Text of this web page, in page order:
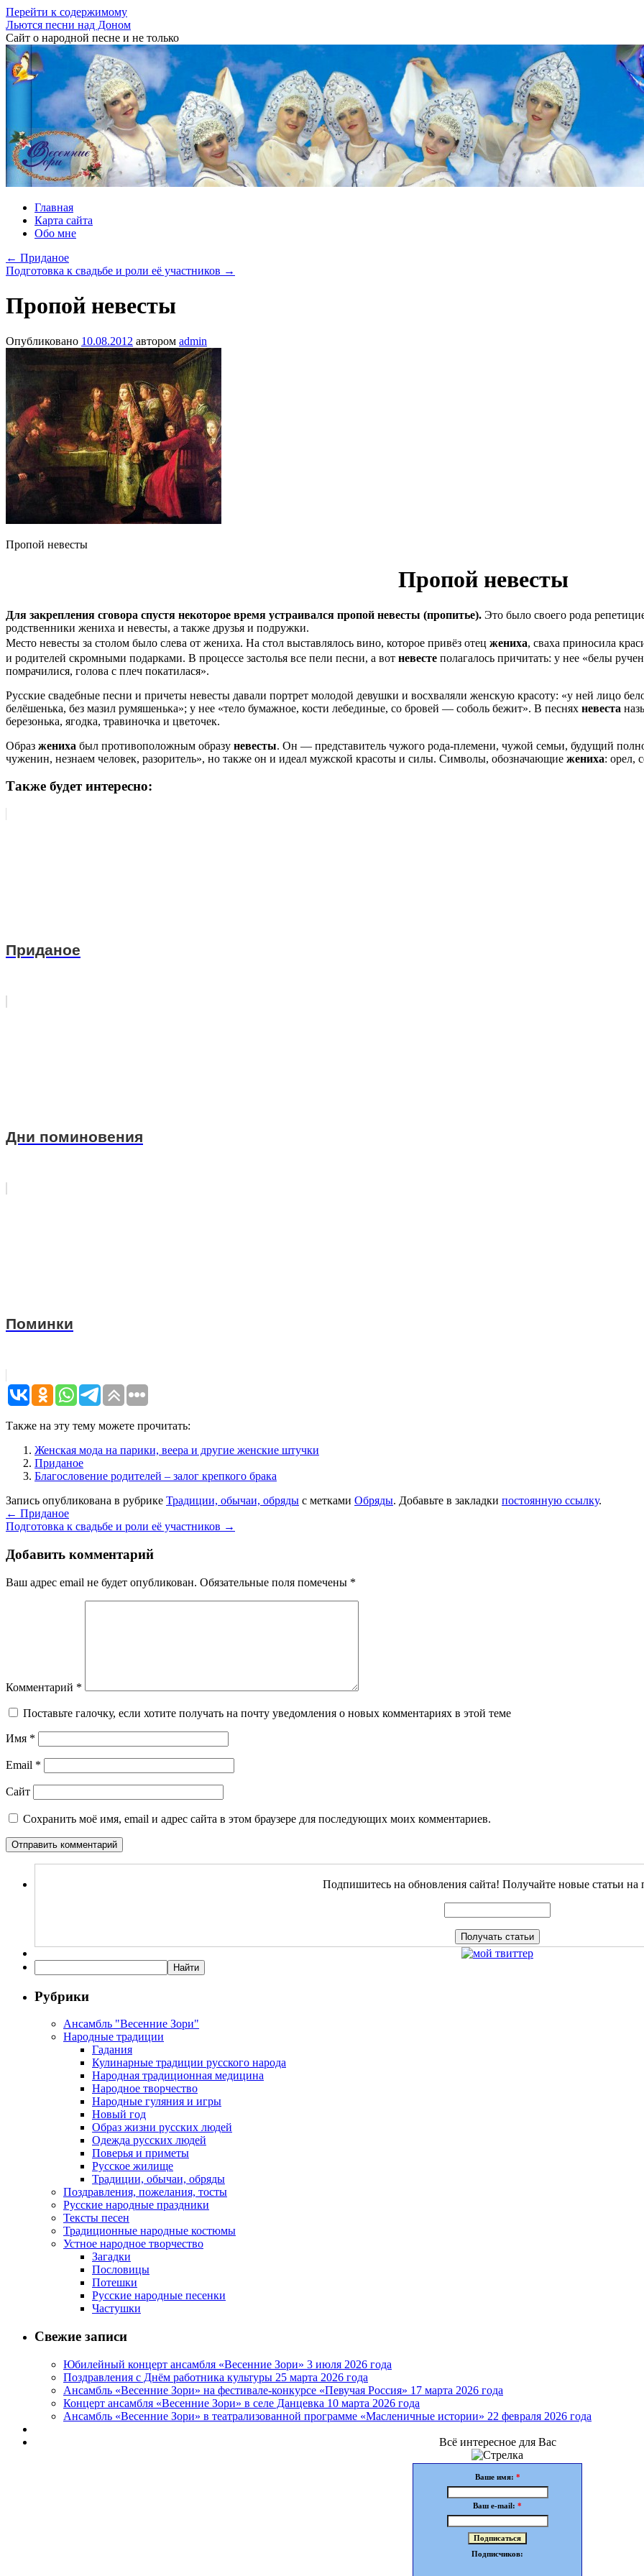
Перейти к содержимому
Льются песни над Доном
Сайт о народной песне и не только
Главная
Карта сайта
Обо мне
← Приданое
Подготовка к свадьбе и роли её участников →
Пропой невесты
Опубликовано 10.08.2012 автором admin
Пропой невесты
Пропой невесты
Для закрепления сговора спустя некоторое время устраивался пропой невесты (пропитье). Это было своего рода
родственники жениха и невесты, а также друзья и подружки.
Место невесты за столом было слева от жениха. На стол выставлялось вино, которое привёз отец жениха, сваха приносила
и родителей скромными подарками. В процессе застолья все пели песни, а вот невесте полагалось причитать: у нее «белы
помрачилися, голова с плеч покатилася».
Русские свадебные песни и причеты невесты давали портрет молодой девушки и восхваляли женскую красоту: «у ней лицо
белёшенька, без мазил румяшенька»; у нее «тело бумажное, кости лебединые, со бровей — соболь бежит». В песнях невеста
березонька, ягодка, травиночка и цветочек.
Образ жениха был противоположным образу невесты. Он — представитель чужого рода-племени, чужой семьи, будущий
чуженин, незнаем человек, разоритель», но также он и идеал мужской красоты и силы. Символы, обозначающие жениха: орел,
Также будет интересно:
Приданое
Дни поминовения
Поминки
Также на эту тему можете прочитать:
Женская мода на парики, веера и другие женские штучки
Приданое
Благословение родителей – залог крепкого брака
Запись опубликована в рубрике Традиции, обычаи, обряды с метками Обряды. Добавьте в закладки постоянную ссылку.
← Приданое
Подготовка к свадьбе и роли её участников →
Добавить комментарий
Ваш адрес email не будет опубликован. Обязательные поля помечены *
Комментарий *
Поставьте галочку, если хотите получать на почту уведомления о новых комментариях в этой теме
Имя *
Email *
Сайт
Сохранить моё имя, email и адрес сайта в этом браузере для последующих моих комментариев.
Подпишитесь на обновления сайта! Получайте новые статьи на
Рубрики
Ансамбль "Весенние Зори"
Народные традиции
Гадания
Кулинарные традиции русского народа
Народная традиционная медицина
Народное творчество
Народные гуляния и игры
Новый год
Образ жизни русских людей
Одежда русских людей
Поверья и приметы
Русское жилище
Традиции, обычаи, обряды
Поздравления, пожелания, тосты
Русские народные праздники
Тексты песен
Традиционные народные костюмы
Устное народное творчество
Загадки
Пословицы
Потешки
Русские народные песенки
Частушки
Свежие записи
Юбилейный концерт ансамбля «Весенние Зори» 3 июля 2026 года
Поздравления с Днём работника культуры 25 марта 2026 года
Ансамбль «Весенние Зори» на фестивале-конкурсе «Певучая Россия» 17 марта 2026 года
Концерт ансамбля «Весенние Зори» в селе Данцевка 10 марта 2026 года
Ансамбль «Весенние Зори» в театрализованной программе «Масленичные истории» 22 февраля 2026 года
Всё интересное для Вас
Ваше имя: *
Ваш e-mail: *
Подписчиков: